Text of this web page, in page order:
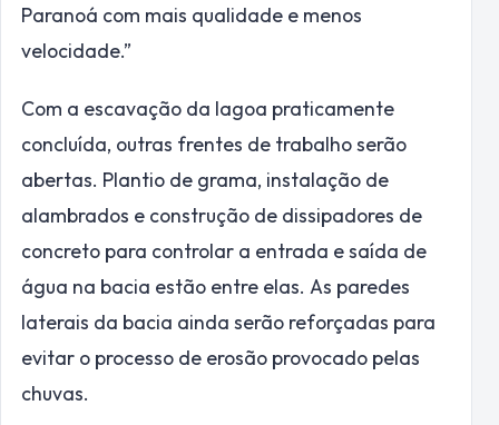
Paranoá com mais qualidade e menos
velocidade.”
Com a escavação da lagoa praticamente
concluída, outras frentes de trabalho serão
abertas. Plantio de grama, instalação de
alambrados e construção de dissipadores de
concreto para controlar a entrada e saída de
água na bacia estão entre elas. As paredes
laterais da bacia ainda serão reforçadas para
evitar o processo de erosão provocado pelas
chuvas.